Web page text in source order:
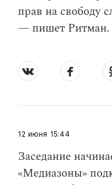
прав на свободу
— пишет Ритман.
15:44
12 июня
Заседание
«Медиазоны»